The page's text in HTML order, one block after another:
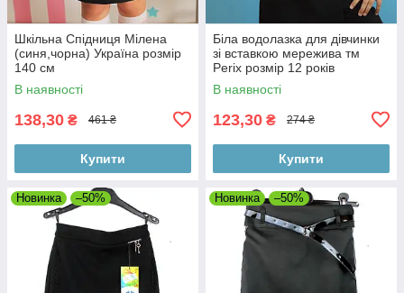
Шкільна Спідниця Мілена
(синя,чорна) Україна розмір
140 см
В наявності
138,30 ₴ 461 ₴
Купити
Біла водолазка для дівчинки
зі вставкою мережива тм
Perix розмір 12 років
В наявності
123,30 ₴ 274 ₴
Купити
Новинка –50% Новинка –50%